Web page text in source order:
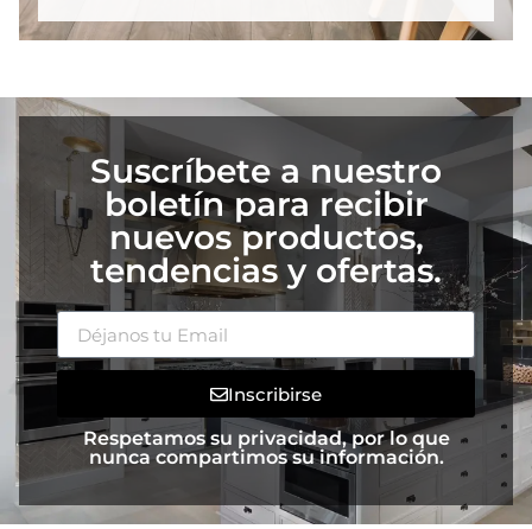
Suscríbete a nuestro
boletín para recibir
nuevos productos,
tendencias y ofertas.
Inscribirse
Respetamos su privacidad, por lo que
nunca compartimos su información.